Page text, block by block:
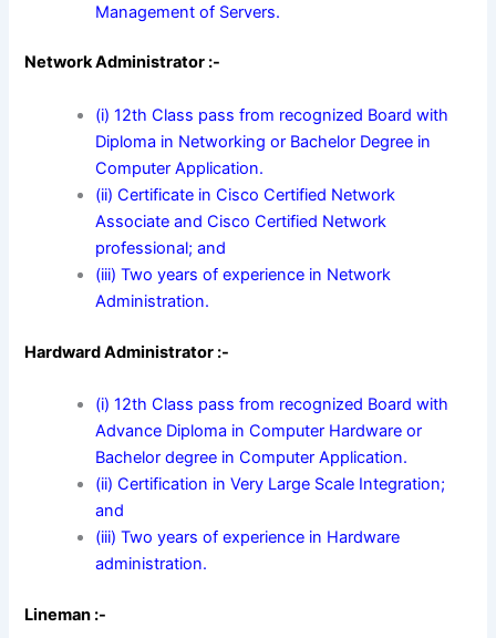
Management of Servers.
Network Administrator :-
(i) 12th Class pass from recognized Board with
Diploma in Networking or Bachelor Degree in
Computer Application.
(ii) Certificate in Cisco Certified Network
Associate and Cisco Certified Network
professional; and
(iii) Two years of experience in Network
Administration.
Hardward Administrator :-
(i) 12th Class pass from recognized Board with
Advance Diploma in Computer Hardware or
Bachelor degree in Computer Application.
(ii) Certification in Very Large Scale Integration;
and
(iii) Two years of experience in Hardware
administration.
Lineman :-